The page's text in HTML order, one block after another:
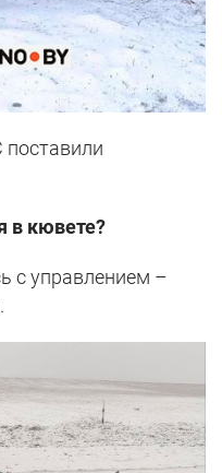
в кювете?
с управлением –